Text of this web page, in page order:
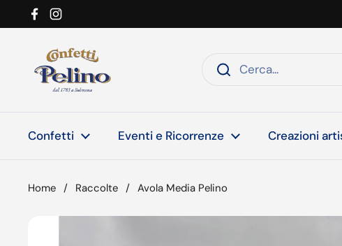
Passa ai contenuti
Facebook
Instagram
Confetti Eventi e Ricorrenze Creazioni
Home / Raccolte / Avola Media Pelino